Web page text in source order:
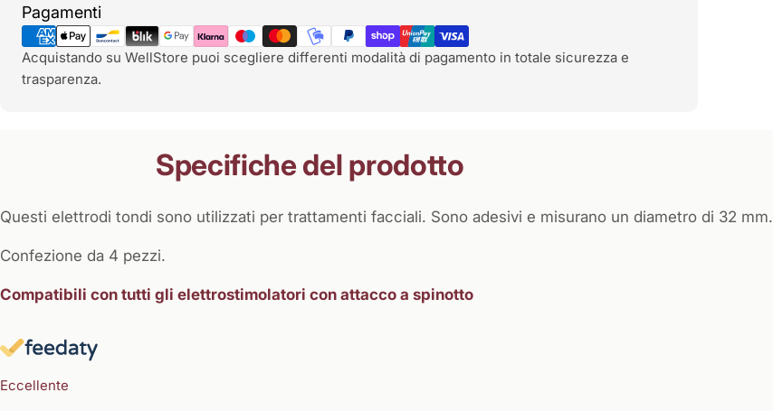
Pagamenti
Metodi
di
pagamento
Acquistando su WellStore puoi scegliere differenti modalità di pagamento in totale sicurezza e
trasparenza.
Specifiche del prodotto
Questi elettrodi tondi sono utilizzati per trattamenti facciali. Sono adesivi e misurano un diametro di 32 mm.
Confezione da 4 pezzi.
Compatibili con tutti gli elettrostimolatori con attacco a spinotto
Eccellente